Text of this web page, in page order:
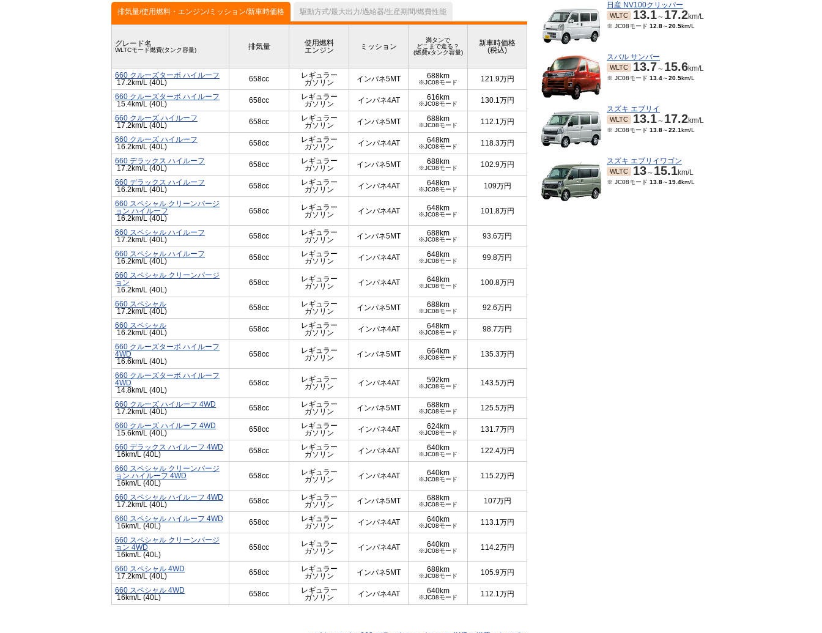
排気量/使用燃料・エンジン/ミッション/新車時価格 駆動方式/最大出力/過給器/生産期間/燃費性能
グレード名
WLTCモード燃費(タンク容量) 排気量
使用燃料
エンジン
ミッション
満タンで
どこまで走る？
(燃費xタンク容量)
新車時価格
(税込)
660 クルーズターボ ハイルーフ
17.2km/L (40L)
658cc
レギュラー
ガソリン
インパネ5MT 688km
※JC08モード 121.9万円
660 クルーズターボ ハイルーフ
15.4km/L (40L)
658cc
レギュラー
ガソリン
インパネ4AT 616km
※JC08モード 130.1万円
660 クルーズ ハイルーフ
17.2km/L (40L)
658cc
レギュラー
ガソリン
インパネ5MT 688km
※JC08モード 112.1万円
660 クルーズ ハイルーフ
16.2km/L (40L)
658cc
レギュラー
ガソリン
インパネ4AT 648km
※JC08モード 118.3万円
660 デラックス ハイルーフ
17.2km/L (40L)
658cc
レギュラー
ガソリン
インパネ5MT 688km
※JC08モード 102.9万円
660 デラックス ハイルーフ
16.2km/L (40L)
658cc
レギュラー
ガソリン
インパネ4AT 648km
※JC08モード 109万円
660 スペシャル クリーンバージ
ョン ハイルーフ
16.2km/L (40L)
658cc
レギュラー
ガソリン
インパネ4AT 648km
※JC08モード 101.8万円
660 スペシャル ハイルーフ
17.2km/L (40L)
658cc
レギュラー
ガソリン
インパネ5MT 688km
※JC08モード 93.6万円
660 スペシャル ハイルーフ
16.2km/L (40L)
658cc
レギュラー
ガソリン
インパネ4AT 648km
※JC08モード 99.8万円
660 スペシャル クリーンバージ
ョン
16.2km/L (40L)
658cc
レギュラー
ガソリン
インパネ4AT 648km
※JC08モード 100.8万円
660 スペシャル
17.2km/L (40L)
658cc
レギュラー
ガソリン
インパネ5MT 688km
※JC08モード 92.6万円
660 スペシャル
16.2km/L (40L)
658cc
レギュラー
ガソリン
インパネ4AT 648km
※JC08モード 98.7万円
660 クルーズターボ ハイルーフ
4WD
16.6km/L (40L)
658cc
レギュラー
ガソリン
インパネ5MT 664km
※JC08モード 135.3万円
660 クルーズターボ ハイルーフ
4WD
14.8km/L (40L)
658cc
レギュラー
ガソリン
インパネ4AT 592km
※JC08モード 143.5万円
660 クルーズ ハイルーフ 4WD
17.2km/L (40L)
658cc
レギュラー
ガソリン
インパネ5MT 688km
※JC08モード 125.5万円
660 クルーズ ハイルーフ 4WD
15.6km/L (40L)
658cc
レギュラー
ガソリン
インパネ4AT 624km
※JC08モード 131.7万円
660 デラックス ハイルーフ 4WD
16km/L (40L)
658cc
レギュラー
ガソリン
インパネ4AT 640km
※JC08モード 122.4万円
660 スペシャル クリーンバージ
ョン ハイルーフ 4WD
16km/L (40L)
658cc
レギュラー
ガソリン
インパネ4AT 640km
※JC08モード 115.2万円
660 スペシャル ハイルーフ 4WD
17.2km/L (40L)
658cc
レギュラー
ガソリン
インパネ5MT 688km
※JC08モード 107万円
660 スペシャル ハイルーフ 4WD
16km/L (40L)
658cc
レギュラー
ガソリン
インパネ4AT 640km
※JC08モード 113.1万円
660 スペシャル クリーンバージ
ョン 4WD
16km/L (40L)
658cc
レギュラー
ガソリン
インパネ4AT 640km
※JC08モード 114.2万円
660 スペシャル 4WD
17.2km/L (40L)
658cc
レギュラー
ガソリン
インパネ5MT 688km
※JC08モード 105.9万円
660 スペシャル 4WD
16km/L (40L)
658cc
レギュラー
ガソリン
インパネ4AT 640km
※JC08モード 112.1万円
日産 NV100クリッパー
WLTC 13.1～ 17.2km/L
※ JC08モード 12.8～20.5km/L
スバル サンバー
WLTC 13.7～ 15.6km/L
※ JC08モード 13.4～20.5km/L
スズキ エブリイ
WLTC 13.1～ 17.2km/L
※ JC08モード 13.8～22.1km/L
スズキ エブリイワゴン
WLTC 13～ 15.1km/L
※ JC08モード 13.8～19.4km/L